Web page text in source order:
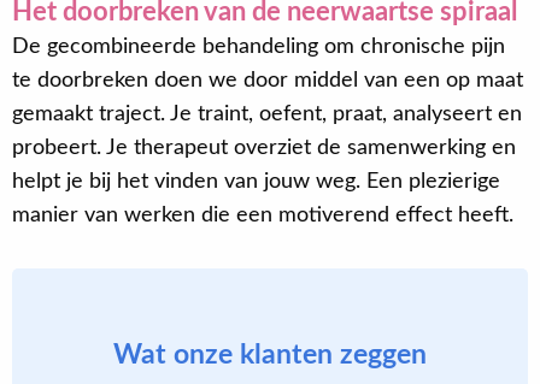
Het doorbreken van de neerwaartse spiraal
De gecombineerde behandeling om chronische pijn
te doorbreken doen we door middel van een op maat
gemaakt traject. Je traint, oefent, praat, analyseert en
probeert. Je therapeut overziet de samenwerking en
helpt je bij het vinden van jouw weg. Een plezierige
manier van werken die een motiverend effect heeft.
Wat onze klanten zeggen